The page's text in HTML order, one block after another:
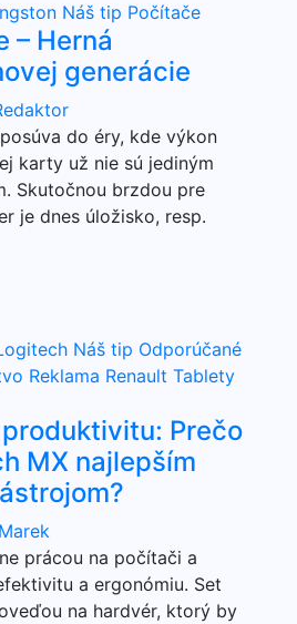
Náš tip Počítače
– Herná
generácie
do éry, kde výkon
karty už nie sú jediným
Skutočnou brzdou pre
je dnes úložisko, resp.
Náš tip Odporúčané
Reklama Renault Tablety
Prečo
MX najlepším
Marek
prácou na počítači a
a ergonómiu. Set
na hardvér, ktorý by